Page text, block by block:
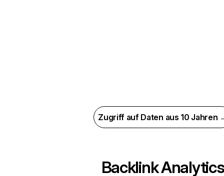
Zugriff auf Daten aus 10 Jahren
Backlink Analytics